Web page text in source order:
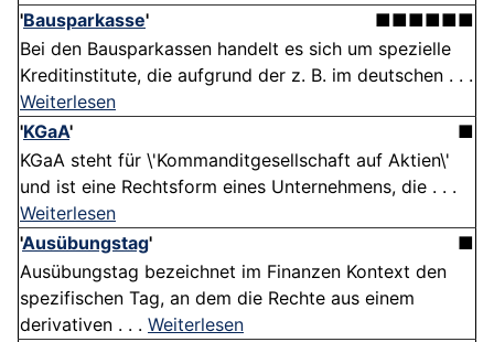
'Bausparkasse'
■■■■■■
Bei den Bausparkassen handelt es sich um spezielle
Kreditinstitute, die aufgrund der z. B. im deutschen . . .
Weiterlesen
'KGaA'
■
KGaA steht für \'Kommanditgesellschaft auf Aktien\'
und ist eine Rechtsform eines Unternehmens, die . . .
Weiterlesen
'Ausübungstag'
■
Ausübungstag bezeichnet im Finanzen Kontext den
spezifischen Tag, an dem die Rechte aus einem
derivativen . . . Weiterlesen